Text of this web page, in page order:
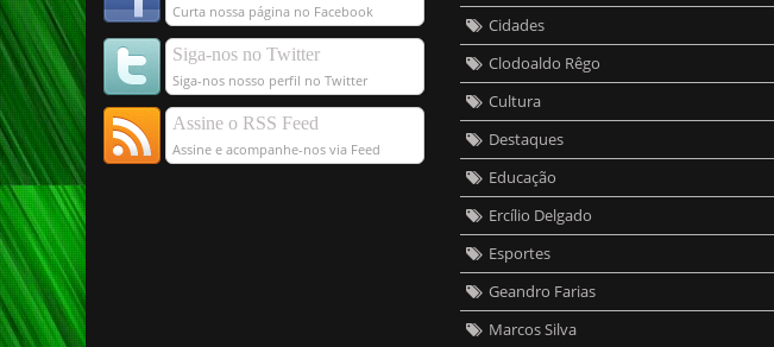
Curta nossa página no Facebook
Siga-nos no Twitter
Siga-nos nosso perfil no Twitter
Assine o RSS Feed
Assine e acompanhe-nos via Feed
Cidades
Clodoaldo Rêgo
Cultura
Destaques
Educação
Ercílio Delgado
Esportes
Geandro Farias
Marcos Silva